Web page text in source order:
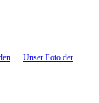
Unser Foto der